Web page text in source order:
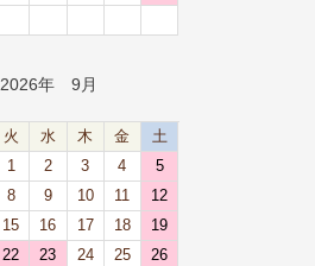
2026年 9月
火 水 木 金
土
1
2 3 4
5
8 9 10 11
12
15 16 17 18
19
22 23 24 25
26